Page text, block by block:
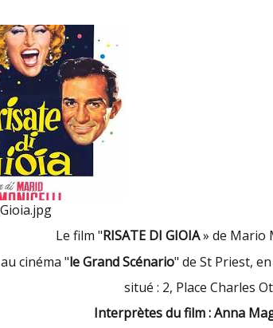
Le film "RISATE DI GIOIA» de Mario
au cinéma "le Grand Scénario" de St Priest,
situé : 2, Place Charles
Interprètes du film :Anna